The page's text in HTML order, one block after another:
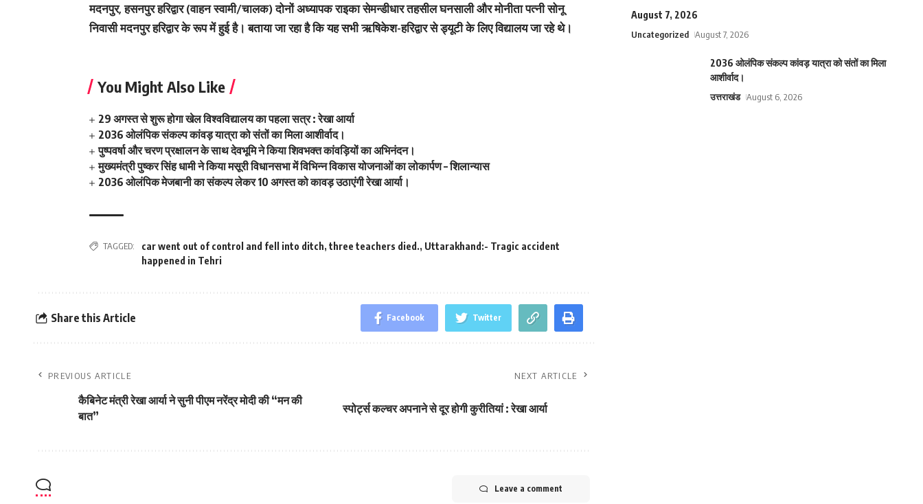
मदनपुर, हसनपुर हरिद्वार (वाहन स्वामी/चालक) दोनों अध्यापक राइका सेमन्डीधार तहसील घनसाली और मोनीता पत्नी सोनू
निवासी मदनपुर हरिद्वार के रूप में हुई है। बताया जा रहा है कि यह सभी ऋषिकेश-हरिद्वार से ड्यूटी के लिए विद्यालय जा रहे थे।
You Might Also Like
29 अगस्त से शुरू होगा खेल विश्वविद्यालय का पहला सत्र : रेखा आर्या
2036 ओलंपिक संकल्प कांवड़ यात्रा को संतों का मिला आशीर्वाद।
पुष्पवर्षा और चरण प्रक्षालन के साथ देवभूमि ने किया शिवभक्त कांवड़ियों का अभिनंदन।
मुख्यमंत्री पुष्कर सिंह धामी ने किया मसूरी विधानसभा में विभिन्न विकास योजनाओं का लोकार्पण – शिलान्यास
2036 ओलंपिक मेजबानी का संकल्प लेकर 10 अगस्त को कावड़ उठाएंगी रेखा आर्या।
TAGGED: car went out of control and fell into ditch, three teachers died., Uttarakhand:- Tragic accident
happened in Tehri
Share this Article Facebook Twitter
PREVIOUS ARTICLE
कैबिनेट मंत्री रेखा आर्या ने सुनी पीएम नरेंद्र मोदी की “मन की
बात”
NEXT ARTICLE
स्पोर्ट्स कल्चर अपनाने से दूर होगी कुरीतियां : रेखा आर्या
Leave a comment
August 7, 2026
Uncategorized August 7, 2026
2036 ओलंपिक संकल्प कांवड़ यात्रा को संतों का मिला
आशीर्वाद।
उत्तराखंड August 6, 2026